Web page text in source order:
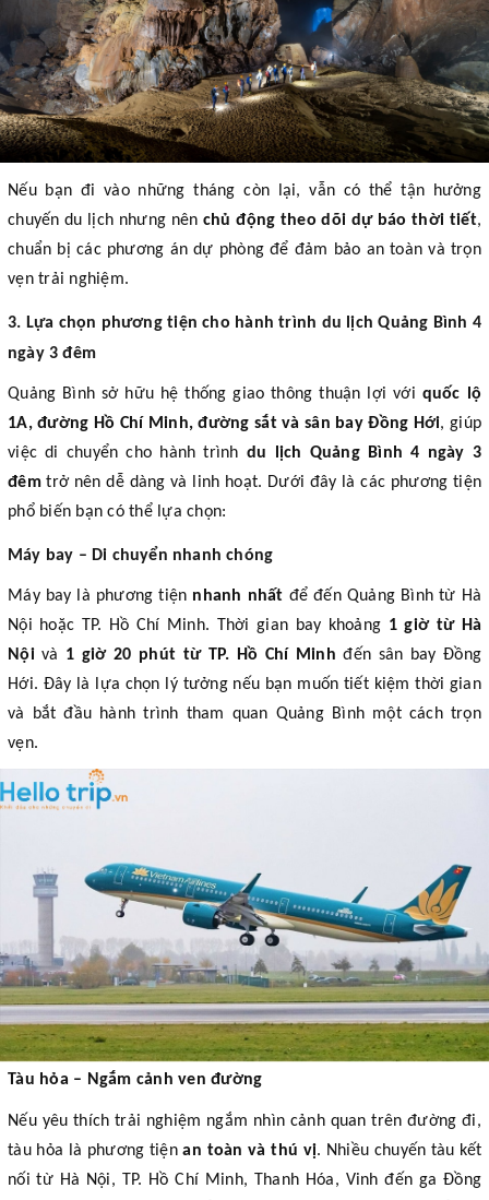
Nếu bạn đi vào những tháng còn lại, vẫn có thể tận hưởng
chuyến du lịch nhưng nên chủ động theo dõi dự báo thời tiết,
chuẩn bị các phương án dự phòng để đảm bảo an toàn và trọn
vẹn trải nghiệm.
3. Lựa chọn phương tiện cho hành trình du lịch Quảng Bình 4
ngày 3 đêm
Quảng Bình sở hữu hệ thống giao thông thuận lợi với quốc lộ
1A, đường Hồ Chí Minh, đường sắt và sân bay Đồng Hới, giúp
việc di chuyển cho hành trình du lịch Quảng Bình 4 ngày 3
đêmtrở nên dễ dàng và linh hoạt. Dưới đây là các phương tiện
phổ biến bạn có thể lựa chọn:
Máy bay – Di chuyển nhanh chóng
Máy bay là phương tiện nhanh nhất để đến Quảng Bình từ Hà
Nội hoặc TP. Hồ Chí Minh. Thời gian bay khoảng 1 giờ từ Hà
Nộivà 1 giờ 20 phút từ TP. Hồ Chí Minh đến sân bay Đồng
Hới. Đây là lựa chọn lý tưởng nếu bạn muốn tiết kiệm thời gian
và bắt đầu hành trình tham quan Quảng Bình một cách trọn
vẹn.
Tàu hỏa – Ngắm cảnh ven đường
Nếu yêu thích trải nghiệm ngắm nhìn cảnh quan trên đường đi,
tàu hỏa là phương tiệnan toàn và thú vị. Nhiều chuyến tàu kết
nối từ Hà Nội, TP. Hồ Chí Minh, Thanh Hóa, Vinh đến ga Đồng